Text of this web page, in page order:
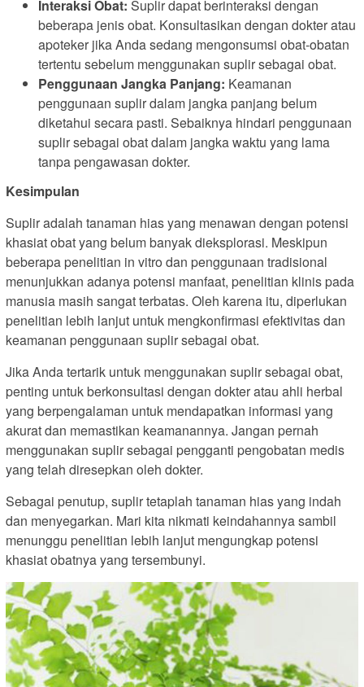
Interaksi Obat: Suplir dapat berinteraksi dengan
beberapa jenis obat. Konsultasikan dengan dokter atau
apoteker jika Anda sedang mengonsumsi obat-obatan
tertentu sebelum menggunakan suplir sebagai obat.
Penggunaan Jangka Panjang: Keamanan
penggunaan suplir dalam jangka panjang belum
diketahui secara pasti. Sebaiknya hindari penggunaan
suplir sebagai obat dalam jangka waktu yang lama
tanpa pengawasan dokter.
Kesimpulan
Suplir adalah tanaman hias yang menawan dengan potensi
khasiat obat yang belum banyak dieksplorasi. Meskipun
beberapa penelitian in vitro dan penggunaan tradisional
menunjukkan adanya potensi manfaat, penelitian klinis pada
manusia masih sangat terbatas. Oleh karena itu, diperlukan
penelitian lebih lanjut untuk mengkonfirmasi efektivitas dan
keamanan penggunaan suplir sebagai obat.
Jika Anda tertarik untuk menggunakan suplir sebagai obat,
penting untuk berkonsultasi dengan dokter atau ahli herbal
yang berpengalaman untuk mendapatkan informasi yang
akurat dan memastikan keamanannya. Jangan pernah
menggunakan suplir sebagai pengganti pengobatan medis
yang telah diresepkan oleh dokter.
Sebagai penutup, suplir tetaplah tanaman hias yang indah
dan menyegarkan. Mari kita nikmati keindahannya sambil
menunggu penelitian lebih lanjut mengungkap potensi
khasiat obatnya yang tersembunyi.